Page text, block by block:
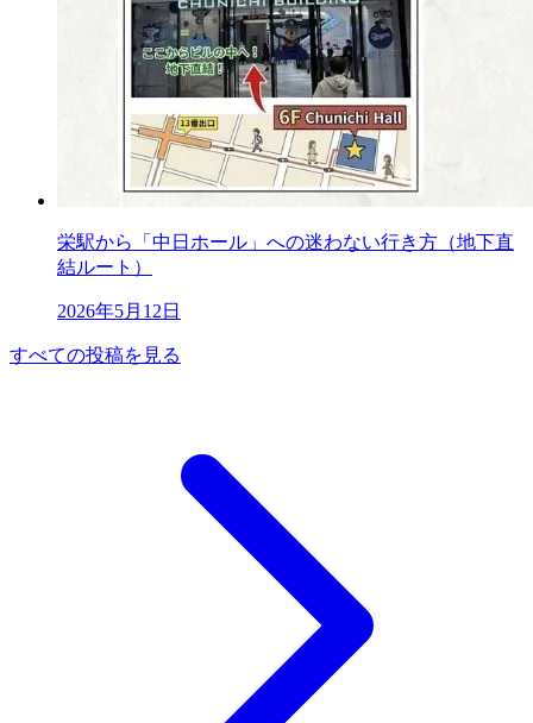
栄駅から「中日ホール」への迷わない行き方（地下直
結ルート）
2026年5月12日
すべての投稿を見る